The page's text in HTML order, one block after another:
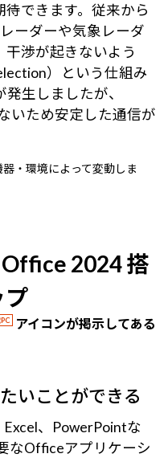
できます。従来から
ーダーや気象レーダ
渉が起きないよう
）という仕組み
生しましたが、
いため安定した通信が
・環境によって変動しま
2024 搭
プ
アイコンが掲示してある
いことができる
、PowerPointな
なOfficeアプリケーシ